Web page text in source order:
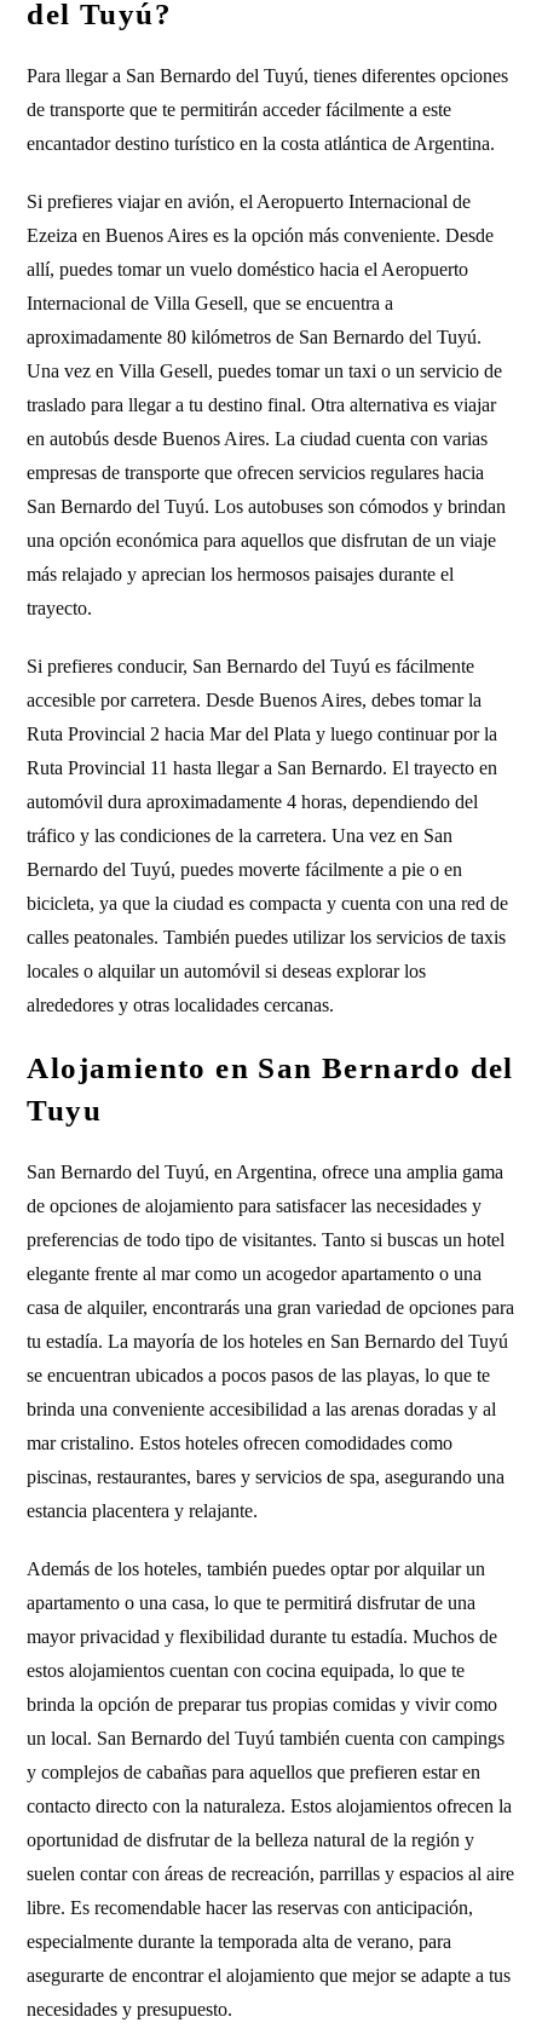
del Tuyú?
Para llegar a San Bernardo del Tuyú, tienes diferentes opciones
de transporte que te permitirán acceder fácilmente a este
encantador destino turístico en la costa atlántica de Argentina.
Si prefieres viajar en avión, el Aeropuerto Internacional de
Ezeiza en Buenos Aires es la opción más conveniente. Desde
allí, puedes tomar un vuelo doméstico hacia el Aeropuerto
Internacional de Villa Gesell, que se encuentra a
aproximadamente 80 kilómetros de San Bernardo del Tuyú.
Una vez en Villa Gesell, puedes tomar un taxi o un servicio de
traslado para llegar a tu destino final. Otra alternativa es viajar
en autobús desde Buenos Aires. La ciudad cuenta con varias
empresas de transporte que ofrecen servicios regulares hacia
San Bernardo del Tuyú. Los autobuses son cómodos y brindan
una opción económica para aquellos que disfrutan de un viaje
más relajado y aprecian los hermosos paisajes durante el
trayecto.
Si prefieres conducir, San Bernardo del Tuyú es fácilmente
accesible por carretera. Desde Buenos Aires, debes tomar la
Ruta Provincial 2 hacia Mar del Plata y luego continuar por la
Ruta Provincial 11 hasta llegar a San Bernardo. El trayecto en
automóvil dura aproximadamente 4 horas, dependiendo del
tráfico y las condiciones de la carretera. Una vez en San
Bernardo del Tuyú, puedes moverte fácilmente a pie o en
bicicleta, ya que la ciudad es compacta y cuenta con una red de
calles peatonales. También puedes utilizar los servicios de taxis
locales o alquilar un automóvil si deseas explorar los
alrededores y otras localidades cercanas.
Alojamiento en San Bernardo del
Tuyu
San Bernardo del Tuyú, en Argentina, ofrece una amplia gama
de opciones de alojamiento para satisfacer las necesidades y
preferencias de todo tipo de visitantes. Tanto si buscas un hotel
elegante frente al mar como un acogedor apartamento o una
casa de alquiler, encontrarás una gran variedad de opciones para
tu estadía. La mayoría de los hoteles en San Bernardo del Tuyú
se encuentran ubicados a pocos pasos de las playas, lo que te
brinda una conveniente accesibilidad a las arenas doradas y al
mar cristalino. Estos hoteles ofrecen comodidades como
piscinas, restaurantes, bares y servicios de spa, asegurando una
estancia placentera y relajante.
Además de los hoteles, también puedes optar por alquilar un
apartamento o una casa, lo que te permitirá disfrutar de una
mayor privacidad y flexibilidad durante tu estadía. Muchos de
estos alojamientos cuentan con cocina equipada, lo que te
brinda la opción de preparar tus propias comidas y vivir como
un local. San Bernardo del Tuyú también cuenta con campings
y complejos de cabañas para aquellos que prefieren estar en
contacto directo con la naturaleza. Estos alojamientos ofrecen la
oportunidad de disfrutar de la belleza natural de la región y
suelen contar con áreas de recreación, parrillas y espacios al aire
libre. Es recomendable hacer las reservas con anticipación,
especialmente durante la temporada alta de verano, para
asegurarte de encontrar el alojamiento que mejor se adapte a tus
necesidades y presupuesto.